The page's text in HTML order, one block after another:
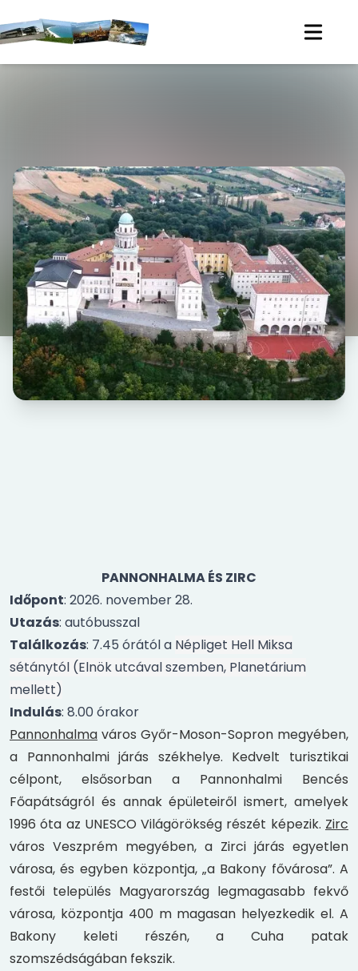
PANNONHALMA ÉS ZIRC
Időpont: 2026. november 28.
Utazás: autóbusszal
Találkozás: 7.45 órától a Népliget Hell Miksa
sétánytól (Elnök utcával szemben, Planetárium
mellett)
Indulás: 8.00 órakor
Pannonhalma város Győr-Moson-Sopron megyében,
a Pannonhalmi járás székhelye. Kedvelt turisztikai
célpont, elsősorban a Pannonhalmi Bencés
Főapátságról és annak épületeiről ismert, amelyek
1996 óta az UNESCO Világörökség részét képezik. Zirc
város Veszprém megyében, a Zirci járás egyetlen
városa, és egyben központja, „a Bakony fővárosa”. A
festői település Magyarország legmagasabb fekvő
városa, központja 400 m magasan helyezkedik el. A
Bakony keleti részén, a Cuha patak
szomszédságában fekszik.